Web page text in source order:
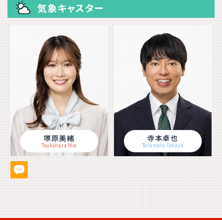
気象キャスター
塚原美緒
Tsukahara Mio
寺本卓也
Teramoto Takuya